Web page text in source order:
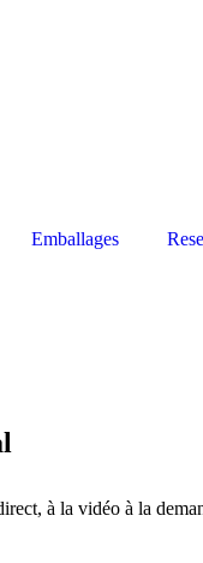
Emballages
à la vidéo à la